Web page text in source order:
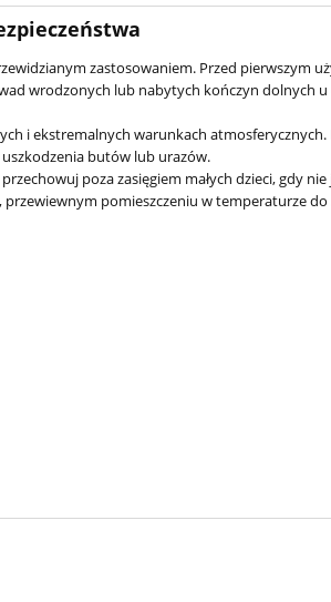
zastosowaniem. Przed pierwszym
wrodzonych lub nabytych kończyn dolnych
i ekstremalnych warunkach
butów lub urazów.
poza zasięgiem małych dzieci, gdy
pomieszczeniu w temperaturze do